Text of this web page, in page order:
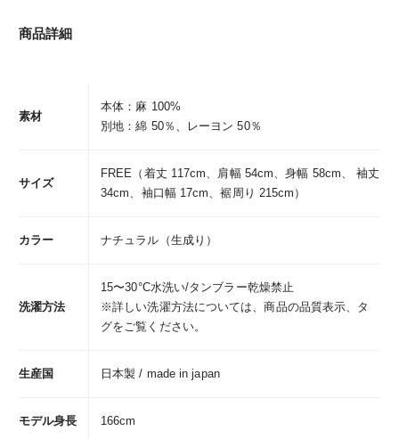
商品詳細
素材
本体：麻 100%
別地：綿 50％、レーヨン 50％
サイズ
FREE（着丈 117cm、肩幅 54cm、身幅 58cm、 袖丈
34cm、袖口幅 17cm、裾周り 215cm）
カラー ナチュラル（生成り）
洗濯方法
15〜30°C水洗い/タンブラー乾燥禁止
※詳しい洗濯方法については、商品の品質表示、タ
グをご覧ください。
生産国 日本製 / made in japan
モデル身長 166cm